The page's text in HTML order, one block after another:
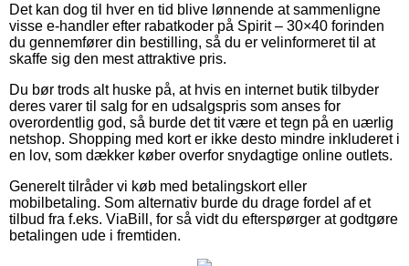
Det kan dog til hver en tid blive lønnende at sammenligne
visse e-handler efter rabatkoder på Spirit – 30×40 forinden
du gennemfører din bestilling, så du er velinformeret til at
skaffe sig den mest attraktive pris.
Du bør trods alt huske på, at hvis en internet butik tilbyder
deres varer til salg for en udsalgspris som anses for
overordentlig god, så burde det tit være et tegn på en uærlig
netshop. Shopping med kort er ikke desto mindre inkluderet i
en lov, som dækker køber overfor snydagtige online outlets.
Generelt tilråder vi køb med betalingskort eller
mobilbetaling. Som alternativ burde du drage fordel af et
tilbud fra f.eks. ViaBill, for så vidt du efterspørger at godtgøre
betalingen ude i fremtiden.